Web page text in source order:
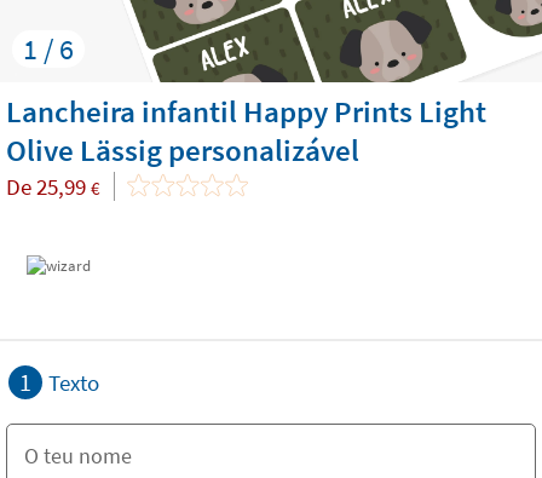
1 / 6
Lancheira infantil Happy Prints Light
Olive Lässig personalizável
De25,99 €
1 Texto